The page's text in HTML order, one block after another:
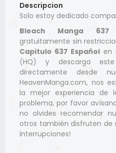
Descripcion
Solo estoy dedicado
Bleach Manga 637
gratuitamente sin
Capitulo 637 Español en
(HQ) y descarga este
directamente desde
HeavenManga.com, nos
la mejor experiencia de
problema, por favor
no olvides recomendar
otros también disfruten de
interrupciones!